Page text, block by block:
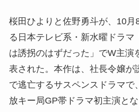
桜田ひよりと佐野勇斗が、10月
る日本テレビ系・新水曜ドラ
は誘拐のはずだった」でW主演
表された。本作は、社長令嬢が
で逃亡するサスペンスドラマで
放キー局GP帯ドラマ初主演とな